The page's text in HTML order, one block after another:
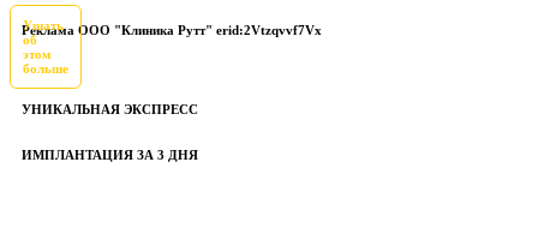
Реклама ООО "Клиника Рутт" erid:2Vtzqvvf7Vx
Узнать
об
этом
больше
УНИКАЛЬНАЯ ЭКСПРЕСС
ИМПЛАНТАЦИЯ ЗА 3 ДНЯ